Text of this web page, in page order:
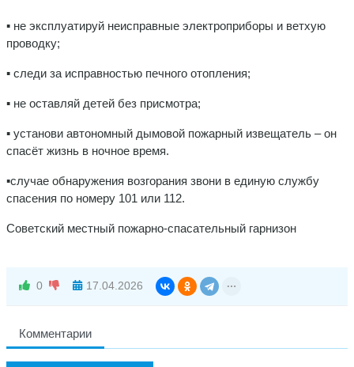
▪ не эксплуатируй неисправные электроприборы и ветхую
проводку;
▪ следи за исправностью печного отопления;
▪ не оставляй детей без присмотра;
▪ установи автономный дымовой пожарный извещатель – он
спасёт жизнь в ночное время.
▪случае обнаружения возгорания звони в единую службу
спасения по номеру 101 или 112.
Советский местный пожарно-спасательный гарнизон
0 17.04.2026
Комментарии